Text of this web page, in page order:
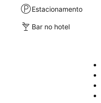
Estacionamento
Bar no hotel